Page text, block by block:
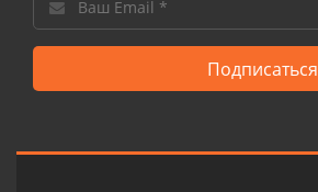
Подписаться